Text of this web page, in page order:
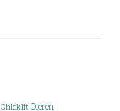
Chicklit Dieren